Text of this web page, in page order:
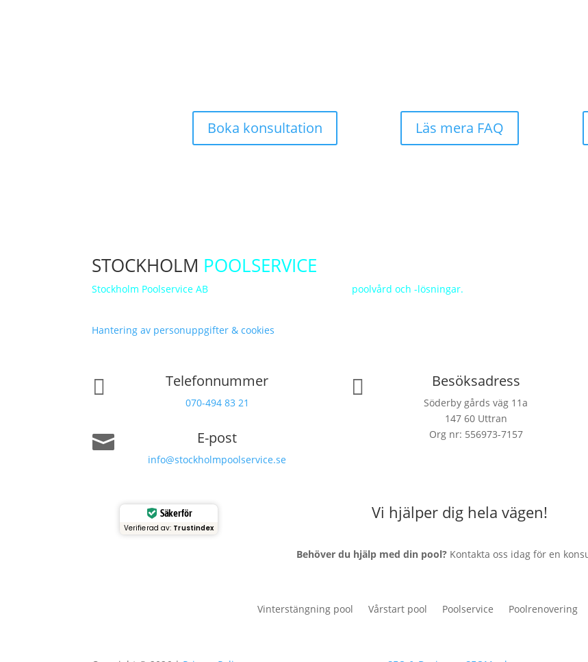
Boka konsultation Läs mera FAQ
STOCKHOLM POOLSERVICE
Stockholm Poolservice AB poolvård och -lösningar.
Hantering av personuppgifter & cookies
 Telefonnummer
070-494 83 21
 E-post
info@stockholmpoolservice.se
 Besöksadress
Söderby gårds väg 11a
147 60 Uttran
Org nr: 556973-7157
Säker för
Verifierad av: Trustindex
Vi hjälper dig hela vägen!
Behöver du hjälp med din pool? Kontakta oss idag för en
Vinterstängning pool Vårstart pool Poolservice Poolrenovering